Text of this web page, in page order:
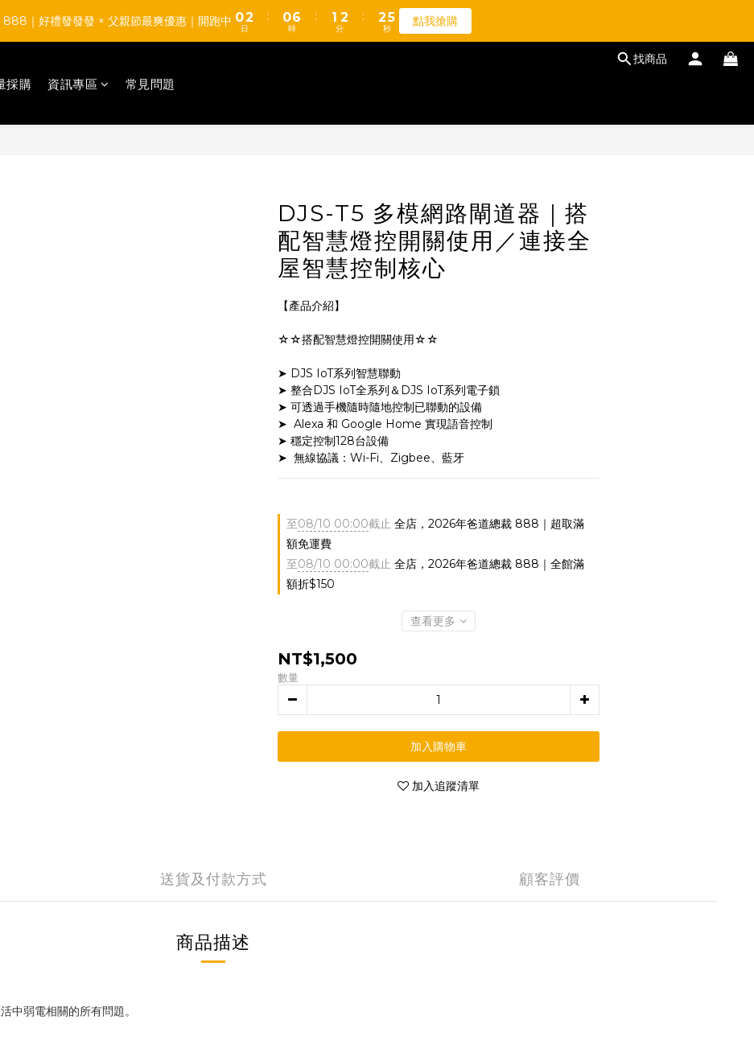
【TUMAX】通風衣套組 高CP值平價首選 d(d＇∀＇)
0
1
4
2
0
02
0
888｜好禮發發發 × 父親節最爽優惠｜開跑中 02
1
日
:
06
5
0
時
:
1
0
2
1
分
:
2
1
4
3
秒
點我搶購
找商品
採購 資訊專區 常見問題
DJS-T5 多模網路閘道器｜搭
配智慧燈控開關使用／連接全
屋智慧控制核心
【產品介紹】
☆☆搭配智慧燈控開關使用☆☆
➤ DJS IoT系列智慧聯動
➤ 整合DJS IoT全系列＆DJS IoT系列電子鎖
➤ 可透過手機隨時隨地控制已聯動的設備
➤  Alexa 和 Google Home 實現語音控制
➤ 穩定控制128台設備
➤  無線協議：Wi-Fi、Zigbee、藍牙
至08/10 00:00截止 全店，2026年爸道總裁 888｜超取滿
額免運費
至08/10 00:00截止 全店，2026年爸道總裁 888｜全館滿
額折$150
查看更多
NT$1,500
數量
加入購物車
加入追蹤清單
送貨及付款方式 顧客評價
商品描述
中弱電相關的所有問題。